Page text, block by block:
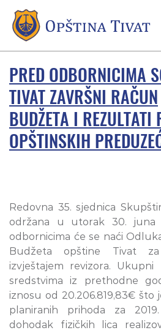
PRED ODBORNICIMA
TIVAT ZAVRŠNI RAČUN
BUDŽETA I REZULTATI
OPŠTINSKIH
Redovna 35. sjednica
održana u utorak 30. juna
odbornicima će se naći
Budžeta opštine Tivat
izvještajem revizora. Ukupni
sredstvima iz prethodne
iznosu od 20.206.819,83€ što
planiranih prihoda za
dohodak fizičkih lica